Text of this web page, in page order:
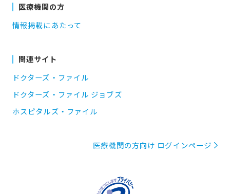
医療機関の方
情報掲載にあたって
関連サイト
ドクターズ・ファイル
ドクターズ・ファイル ジョブズ
ホスピタルズ・ファイル
医療機関の方向け ログインページ